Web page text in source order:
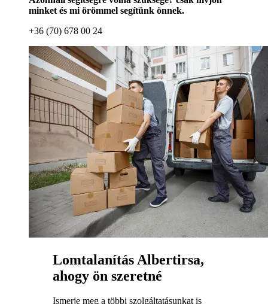
minket és mi örömmel segítünk önnek.
+36 (70) 678 00 24
Lomtalanítás Albertirsa,
ahogy ön szeretné
Ismerje meg a többi szolgáltatásunkat is